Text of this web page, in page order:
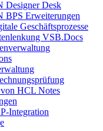
Designer Desk
BPS Erweiterungen
Geschäftsprozesse
VSB.Docs
HCL Notes
Integration